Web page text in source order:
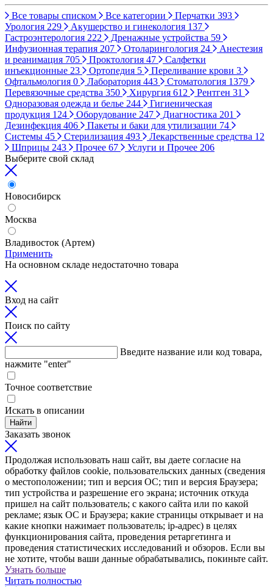
Все товары списком Все категории Перчатки 393
Урология 229 Акушерство и гинекология 137
Гастроэнтерология 222 Дренажные устройства 59
Инфузионная терапия 207 Отоларингология 24
Анестезия
и реанимация 705 Проктология 47
Салфетки
инъекционные 23 Ортопедия 5 Переливание крови 3
Офтальмология 0 Лаборатория 443 Стоматология 1379
Перевязочные средства 350 Хирургия 612 Рентген 31
Одноразовая одежда и белье 244
Гигиеническая
продукция 124 Оборудование 247 Диагностика 201
Дезинфекция 406 Пакеты и баки для утилизации 74
Системы 45 Стерилизация 493 Лекарственные средства 12
Шприцы 243 Прочее 67 Услуги и Прочее 206
Выберите свой склад
Новосибирск
Москва
Владивосток (Артем)
Применить
На основном складе недостаточно товара
Вход на сайт
Поиск по сайту
Введите название или код товара,
нажмите "enter"
Точное соответствие
Искать в описании
Найти
Заказать звонок
Продолжая использовать наш сайт, вы даете согласие на
обработку файлов cookie, пользовательских данных (сведения
о местоположении; тип и версия ОС; тип и версия Браузера;
тип устройства и разрешение его экрана; источник откуда
пришел на сайт пользователь; с какого сайта или по какой
рекламе; язык ОС и Браузера; какие страницы открывает и на
какие кнопки нажимает пользователь; ip-адрес) в целях
функционирования сайта, проведения ретаргетинга и
проведения статистических исследований и обзоров. Если вы
не хотите, чтобы ваши данные обрабатывались, покиньте сайт.
Узнать больше
Читать полностью